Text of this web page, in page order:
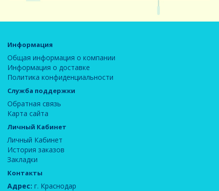
Информация
Общая информация о компании
Информация о доставке
Политика конфиденциальности
Служба поддержки
Обратная связь
Карта сайта
Личный Кабинет
Личный Кабинет
История заказов
Закладки
Контакты
Адрес: г. Краснодар